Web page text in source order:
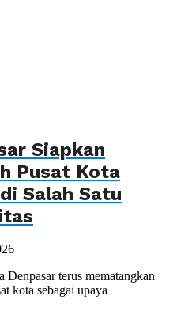
Siapkan
Pusat Kota
Salah Satu
Denpasar terus mematangkan
kota sebagai upaya